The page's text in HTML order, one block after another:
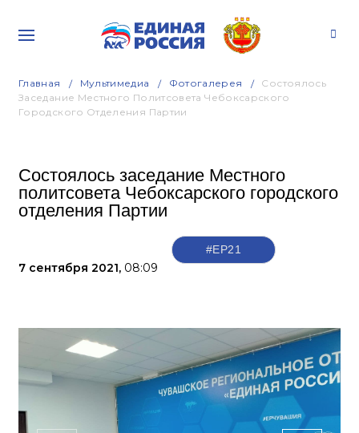
Главная Мультимедиа Фотогалерея
Состоялось
Заседание Местного Политсовета Чебоксарского
Городского Отделения Партии
Состоялось заседание Местного
политсовета Чебоксарского городского
отделения Партии
7 сентября 2021, 08:09
#ЕР21